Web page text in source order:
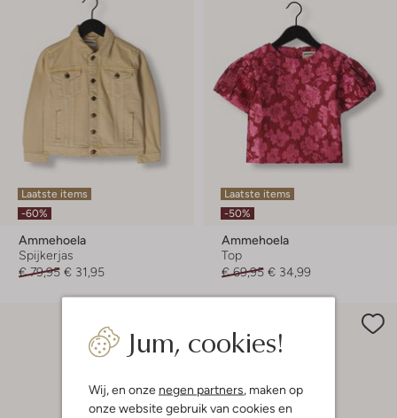
Jum, cookies!
Wij, en onze negen partners, maken op
onze website gebruik van cookies en
Laatste items
-60%
Ammehoela
Spijkerjas
€ 79,95 € 31,95
Laatste items
-50%
Ammehoela
Top
€ 69,95 € 34,99